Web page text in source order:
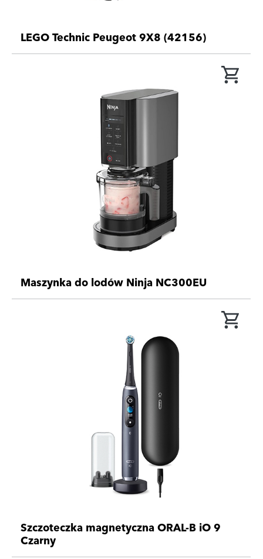
LEGO Technic Peugeot 9X8 (42156)
Maszynka do lodów Ninja NC300EU
Szczoteczka magnetyczna ORAL-B iO 9
Czarny